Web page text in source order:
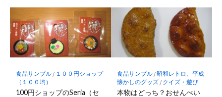
食品サンプル/ １００円ショップ
（１００均）
100円ショップのSeria（セ
食品サンプル/昭和レトロ、平成
懐かしのグッズ/ クイズ・遊び
本物はどっち？おせんべい